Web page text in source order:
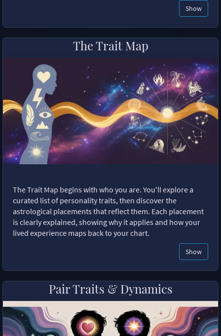
Show
The Trait Map
The Trait Map begins with who you are. You'll explore a
curated list of personality traits, then discover the
astrological placements that reflect them. Each placement
is clearly explained, showing why it applies and how your
lived experience maps back to your chart.
Show
Pair Traits & Dynamics